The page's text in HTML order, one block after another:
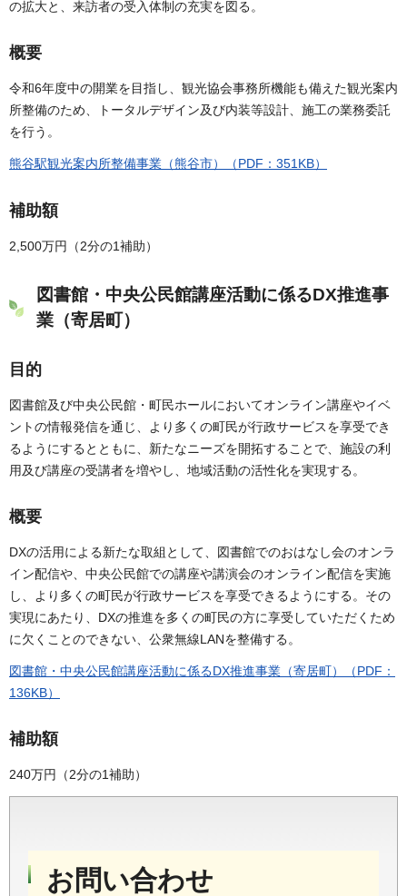
の拡大と、来訪者の受入体制の充実を図る。
概要
令和6年度中の開業を目指し、観光協会事務所機能も備えた観光案内
所整備のため、トータルデザイン及び内装等設計、施工の業務委託
を行う。
熊谷駅観光案内所整備事業（熊谷市）（PDF：351KB）
補助額
2,500万円（2分の1補助）
図書館・中央公民館講座活動に係るDX推進事
業（寄居町）
目的
図書館及び中央公民館・町民ホールにおいてオンライン講座やイベ
ントの情報発信を通じ、より多くの町民が行政サービスを享受でき
るようにするとともに、新たなニーズを開拓することで、施設の利
用及び講座の受講者を増やし、地域活動の活性化を実現する。
概要
DXの活用による新たな取組として、図書館でのおはなし会のオンラ
イン配信や、中央公民館での講座や講演会のオンライン配信を実施
し、より多くの町民が行政サービスを享受できるようにする。その
実現にあたり、DXの推進を多くの町民の方に享受していただくため
に欠くことのできない、公衆無線LANを整備する。
図書館・中央公民館講座活動に係るDX推進事業（寄居町）（PDF：
136KB）
補助額
240万円（2分の1補助）
お問い合わせ